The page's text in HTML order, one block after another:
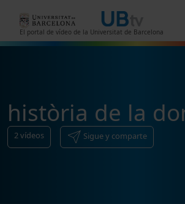
El portal de vídeo de la Universitat de Barcelona
història de la
2vídeos Sigue y comparte